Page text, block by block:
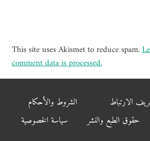
This site uses Akismet to reduce spam.
comment data is processed.
الشروط والأحكام
الارتباط
سياسة الخصوصية
حقوق الطبع والنشر